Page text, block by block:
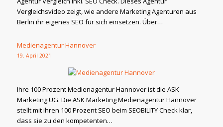
Vergleichsvideo zeigt, wie andere Marketing Agenturen aus
Berlin ihr eigenes SEO für sich einsetzen. Über…
Medienagentur Hannover
19. April 2021
Ihre 100 Prozent Medienagentur Hannover ist die ASK
Marketing UG. Die ASK Marketing Medienagentur Hannover
stellt mit ihren 100 Prozent SEO beim SEOBILITY Check klar,
dass sie zu den kompetenten…